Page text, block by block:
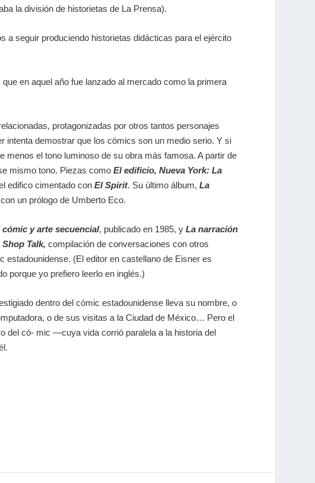
la división de historietas de La Prensa).
a seguir produciendo historietas didácticas para el ejército
en aquel año fue lanzado al mercado como la primera
protagonizadas por otros tantos personajes
intenta demostrar que los cómics son un medio serio. Y si
menos el tono luminoso de su obra más famosa. A partir de
mismo tono. Piezas comoEl edificio, Nueva York: La
edifico cimentado con El Spirit. Su último álbum,La
un prólogo de Umberto Eco.
cómic y arte secuencial, publicado en 1985, yLa narración
Shop Talk, compilación de conversaciones con otros
estadounidense. (El editor en castellano de Eisner es
porque yo prefiero leerlo en inglés.)
dentro del cómic estadounidense lleva su nombre, o
o de sus visitas a la Ciudad de México… Pero el
del có- mic —cuya vida corrió paralela a la historia del